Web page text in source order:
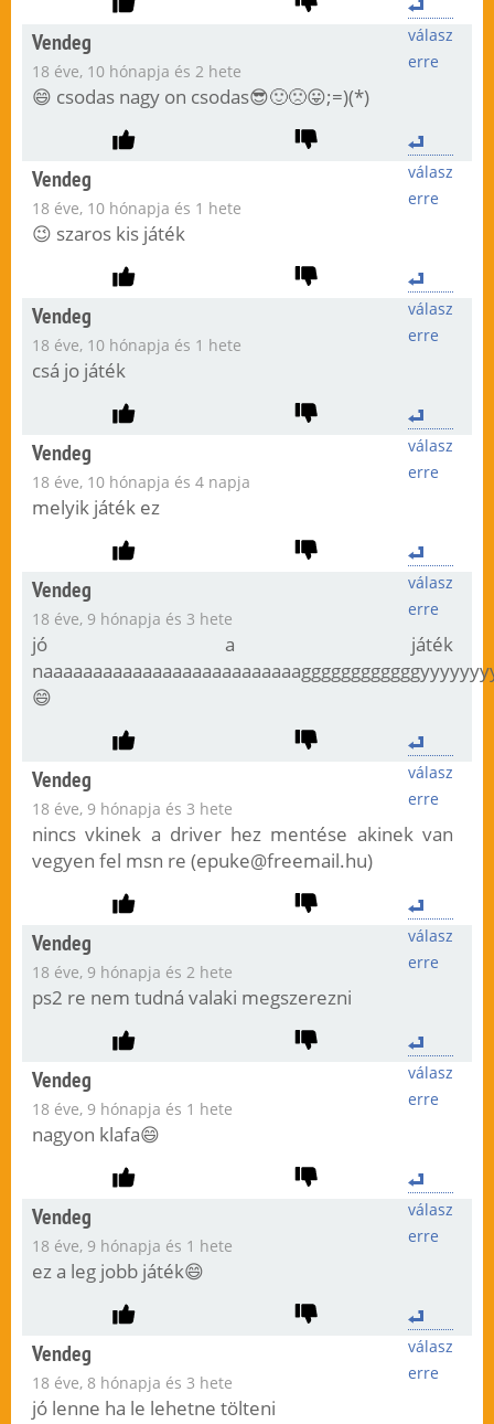
válasz
erre
Vendeg
18 éve, 10 hónapja és 2 hete
😄 csodas nagy on csodas😎🙂🙁😛;=)(*)
válasz
erre
Vendeg
18 éve, 10 hónapja és 1 hete
😉 szaros kis játék
válasz
erre
Vendeg
18 éve, 10 hónapja és 1 hete
csá jo játék
válasz
erre
Vendeg
18 éve, 10 hónapja és 4 napja
melyik játék ez
válasz
erre
Vendeg
18 éve, 9 hónapja és 3 hete
jó a játék
😄
válasz
erre
Vendeg
18 éve, 9 hónapja és 3 hete
nincs vkinek a driver hez mentése akinek van
vegyen fel msn re (epuke@freemail.hu)
válasz
erre
Vendeg
18 éve, 9 hónapja és 2 hete
ps2 re nem tudná valaki megszerezni
válasz
erre
Vendeg
18 éve, 9 hónapja és 1 hete
nagyon klafa😄
válasz
erre
Vendeg
18 éve, 9 hónapja és 1 hete
ez a leg jobb játék😄
válasz
erre
Vendeg
18 éve, 8 hónapja és 3 hete
jó lenne ha le lehetne tölteni